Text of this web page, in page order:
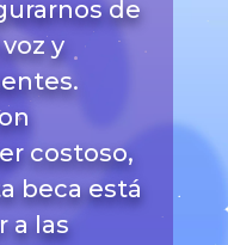
de
y
costoso,
beca está
a las